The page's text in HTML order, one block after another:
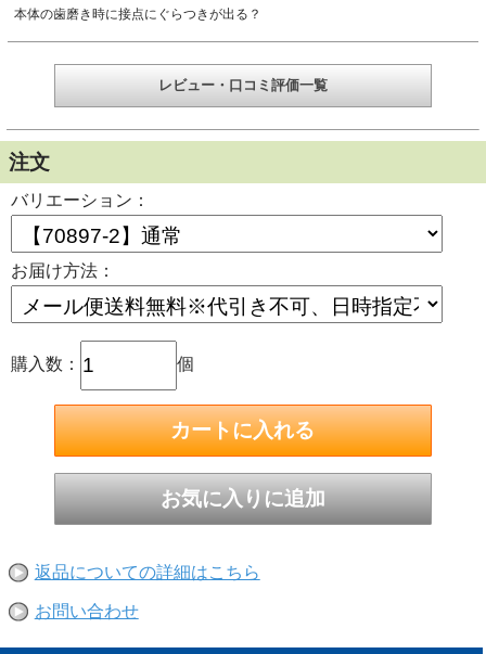
本体の歯磨き時に接点にぐらつきが出る？
レビュー・口コミ評価一覧
注文
バリエーション：
お届け方法：
購入数： 個
返品についての詳細はこちら
お問い合わせ